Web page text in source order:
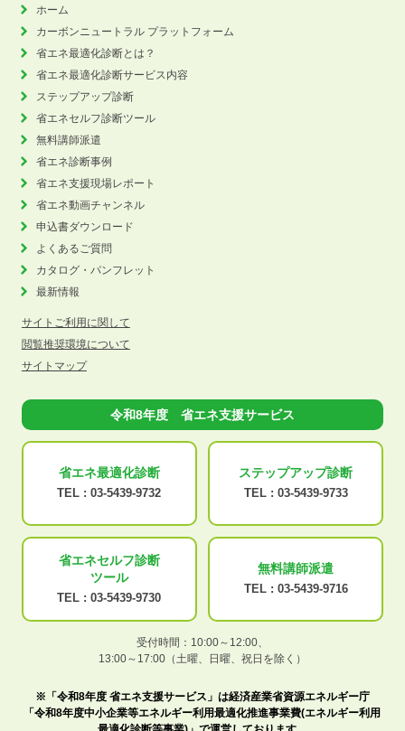
ホーム
カーボンニュートラル プラットフォーム
省エネ最適化診断とは？
省エネ最適化診断サービス内容
ステップアップ診断
省エネセルフ診断ツール
無料講師派遣
省エネ診断事例
省エネ支援現場レポート
省エネ動画チャンネル
申込書ダウンロード
よくあるご質問
カタログ・パンフレット
最新情報
サイトご利用に関して
閲覧推奨環境について
サイトマップ
令和8年度 省エネ支援サービス
省エネ最適化診断
TEL : 03-5439-9732
ステップアップ診断
TEL : 03-5439-9733
省エネセルフ診断
ツール
TEL : 03-5439-9730
無料講師派遣
TEL : 03-5439-9716
受付時間：10:00～12:00、
13:00～17:00（土曜、日曜、祝日を除く）
※「令和8年度 省エネ支援サービス」は経済産業省資源エネルギー庁
「令和8年度中小企業等エネルギー利用最適化推進事業費(エネルギー利用